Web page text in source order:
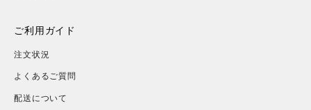
ご利用ガイド
注文状況
よくあるご質問
配送について